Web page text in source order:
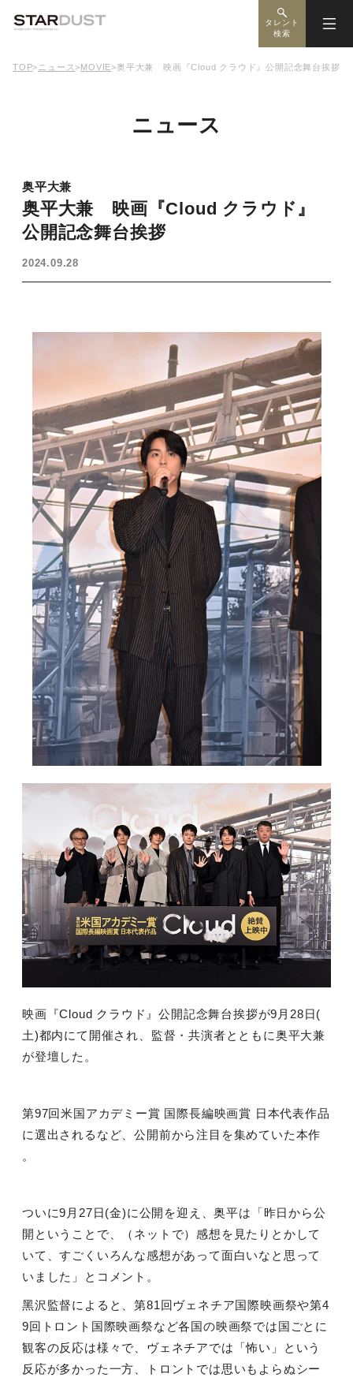
タレント
検索
TOP> ニュース>MOVIE>奥平大兼 映画『Cloud クラウド』公開記念舞台挨拶
ニュース
奥平大兼
奥平大兼 映画『Cloud クラウド』
公開記念舞台挨拶
2024.09.28
映画『Cloud クラウド』公開記念舞台挨拶が9月28日(
土)都内にて開催され、監督・共演者とともに奥平大兼
が登壇した。
第97回米国アカデミー賞 国際長編映画賞 日本代表作品
に選出されるなど、公開前から注目を集めていた本作
。
ついに9月27日(金)に公開を迎え、奥平は「昨⽇から公
開ということで、（ネットで）感想を⾒たりとかして
いて、すごくいろんな感想があって⾯⽩いなと思って
いました」とコメント。
⿊沢監督によると、第81回ヴェネチア国際映画祭や第4
9回トロント国際映画祭など各国の映画祭では国ごとに
観客の反応は様々で、ヴェネチアでは「怖い」という
反応が多かった⼀⽅、トロントでは思いもよらぬシー